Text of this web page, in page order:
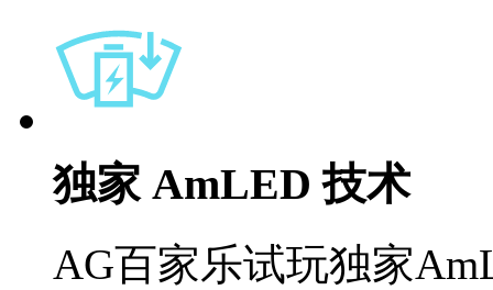
独家 AmLED 技术
AG百家乐试玩独家